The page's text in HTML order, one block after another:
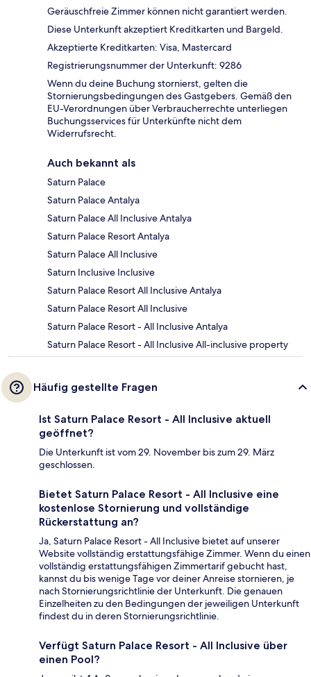
Geräuschfreie Zimmer können nicht garantiert werden.
Diese Unterkunft akzeptiert Kreditkarten und Bargeld.
Akzeptierte Kreditkarten: Visa, Mastercard
Registrierungsnummer der Unterkunft: 9286
Wenn du deine Buchung stornierst, gelten die
Stornierungsbedingungen des Gastgebers. Gemäß den
EU-Verordnungen über Verbraucherrechte unterliegen
Buchungsservices für Unterkünfte nicht dem
Widerrufsrecht.
Auch bekannt als
Saturn Palace
Saturn Palace Antalya
Saturn Palace All Inclusive Antalya
Saturn Palace Resort Antalya
Saturn Palace All Inclusive
Saturn Inclusive Inclusive
Saturn Palace Resort All Inclusive Antalya
Saturn Palace Resort All Inclusive
Saturn Palace Resort - All Inclusive Antalya
Saturn Palace Resort - All Inclusive All-inclusive property
Häufig gestellte Fragen
Ist Saturn Palace Resort - All Inclusive aktuell
geöffnet?
Die Unterkunft ist vom 29. November bis zum 29. März
geschlossen.
Bietet Saturn Palace Resort - All Inclusive eine
kostenlose Stornierung und vollständige
Rückerstattung an?
Ja, Saturn Palace Resort - All Inclusive bietet auf unserer
Website vollständig erstattungsfähige Zimmer. Wenn du einen
vollständig erstattungsfähigen Zimmertarif gebucht hast,
kannst du bis wenige Tage vor deiner Anreise stornieren, je
nach Stornierungsrichtlinie der Unterkunft. Die genauen
Einzelheiten zu den Bedingungen der jeweiligen Unterkunft
findest du in deren Stornierungsrichtlinie.
Verfügt Saturn Palace Resort - All Inclusive über
einen Pool?